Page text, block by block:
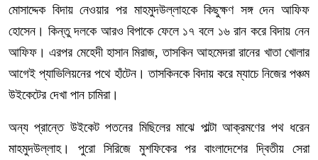
মোসাদ্দেক বিদায় নেওয়ার পর মাহমুদউল্লাহকে কিছুক্ষণ সঙ্গ দেন আফিফ
হোসেন। কিন্তু দলকে আরও বিপাকে ফেলে ১৭ বলে ১৬ রান করে বিদায় নেন
আফিফ। এরপর মেহেদী হাসান মিরাজ, তাসকিন আহমেদরা রানের খাতা খোলার
আগেই প্যাভিলিয়নের পথে হাঁটেন। তাসকিনকে বিদায় করে ম্যাচে নিজের পঞ্চম
উইকেটের দেখা পান চামিরা।
অন্য প্রান্তে উইকেট পতনের মিছিলের মাঝে পাল্টা আক্রমণের পথ ধরেন
মাহমুদউল্লাহ। পুরো সিরিজে মুশফিকের পর বাংলাদেশের দ্বিতীয় সেরা